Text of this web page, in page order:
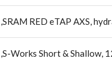
,SRAM RED eTAP AXS,
,S-Works Short & Shallow,